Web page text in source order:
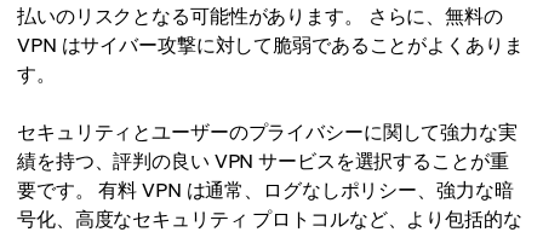
払いのリスクとなる可能性があります。 さらに、無料の
VPN はサイバー攻撃に対して脆弱であることがよくありま
す。
セキュリティとユーザーのプライバシーに関して強力な実
績を持つ、評判の良い VPN サービスを選択することが重
要です。 有料 VPN は通常、ログなしポリシー、強力な暗
号化、高度なセキュリティ プロトコルなど、より包括的な